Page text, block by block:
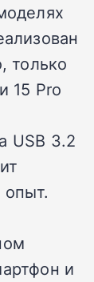
только
и 15 Pro
USB 3.2
и